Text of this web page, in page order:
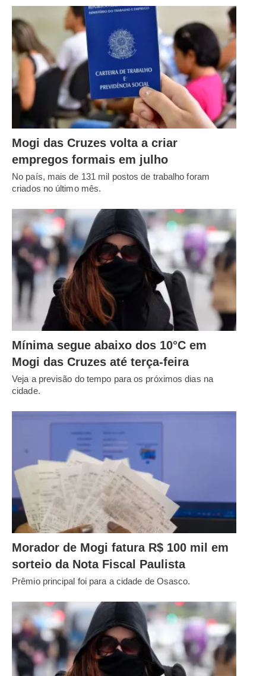
Mogi das Cruzes volta a criar
empregos formais em julho
No país, mais de 131 mil postos de trabalho foram
criados no último mês.
Mínima segue abaixo dos 10°C em
Mogi das Cruzes até terça-feira
Veja a previsão do tempo para os próximos dias na
cidade.
Morador de Mogi fatura R$ 100 mil em
sorteio da Nota Fiscal Paulista
Prêmio principal foi para a cidade de Osasco.